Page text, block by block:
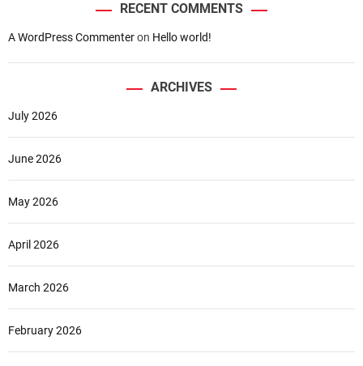
RECENT COMMENTS
A WordPress Commenteron Hello world!
ARCHIVES
July 2026
June 2026
May 2026
April 2026
March 2026
February 2026